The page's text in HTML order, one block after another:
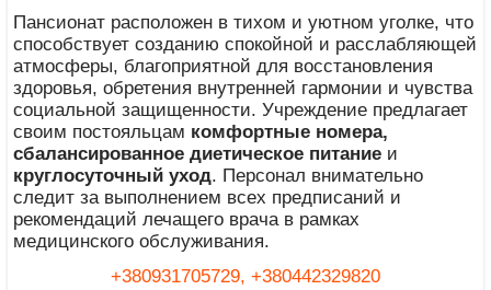
Пансионат расположен в тихом и уютном уголке, что
способствует созданию спокойной и расслабляющей
атмосферы, благоприятной для восстановления
здоровья, обретения внутренней гармонии и чувства
социальной защищенности. Учреждение предлагает
своим постояльцам комфортные номера,
сбалансированное диетическое питание и
круглосуточный уход. Персонал внимательно
следит за выполнением всех предписаний и
рекомендаций лечащего врача в рамках
медицинского обслуживания.
+380931705729, +380442329820